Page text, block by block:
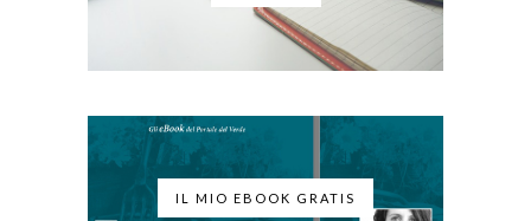
IL MIO EBOOK GRATIS